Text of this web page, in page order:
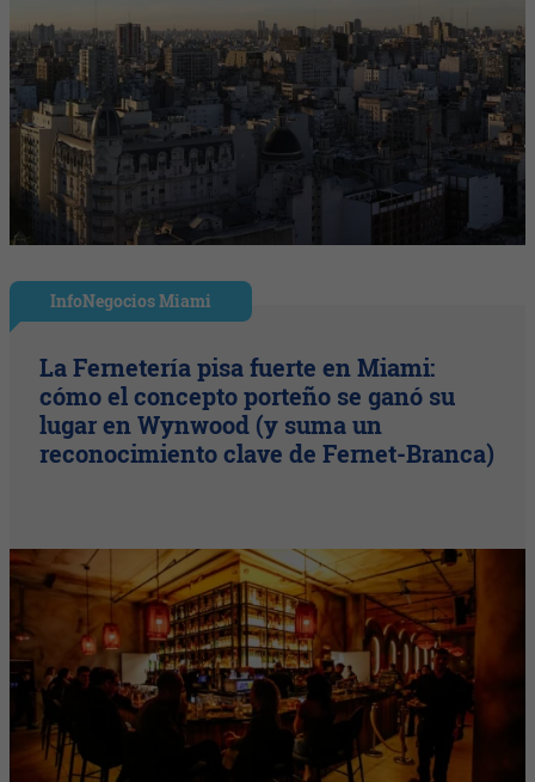
InfoNegocios Miami
La Fernetería pisa fuerte en Miami:
cómo el concepto porteño se ganó su
lugar en Wynwood (y suma un
reconocimiento clave de Fernet-Branca)